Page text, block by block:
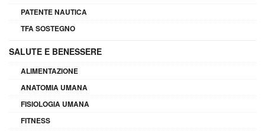
PATENTE NAUTICA
TFA SOSTEGNO
SALUTE E BENESSERE
ALIMENTAZIONE
ANATOMIA UMANA
FISIOLOGIA UMANA
FITNESS